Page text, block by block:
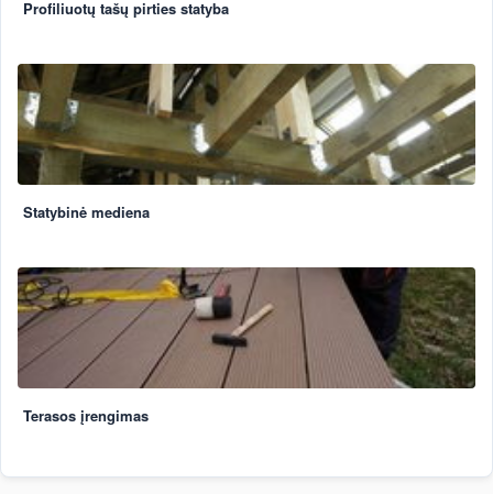
Profiliuotų tašų pirties statyba
Statybinė mediena
Terasos įrengimas